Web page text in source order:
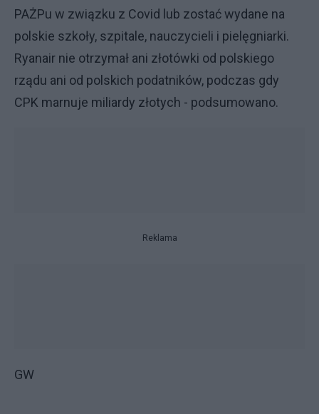
PAŻPu w związku z Covid lub zostać wydane na
polskie szkoły, szpitale, nauczycieli i pielęgniarki.
Ryanair nie otrzymał ani złotówki od polskiego
rządu ani od polskich podatników, podczas gdy
CPK marnuje miliardy złotych - podsumowano.
Reklama
GW